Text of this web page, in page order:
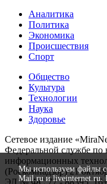
Аналитика
Политика
Экономика
Происшествия
Спорт
Общество
Культура
Технологии
Наука
Здоровье
Сетевое издание
Федеральной службе по
информационных
(Роскомнадзор) 21
ЭЛ № ФС 77 - 88395. 16+
Мы используем файлы
Mail.ru и liveinternet.ru.